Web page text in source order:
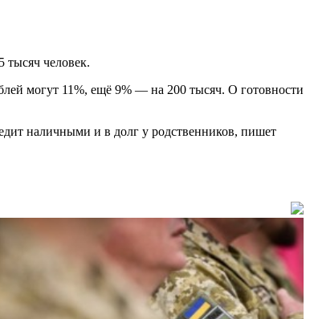
тысяч человек.
могут 11%, ещё 9% — на 200 тысяч. О готовности
наличными и в долг у родственников, пишет